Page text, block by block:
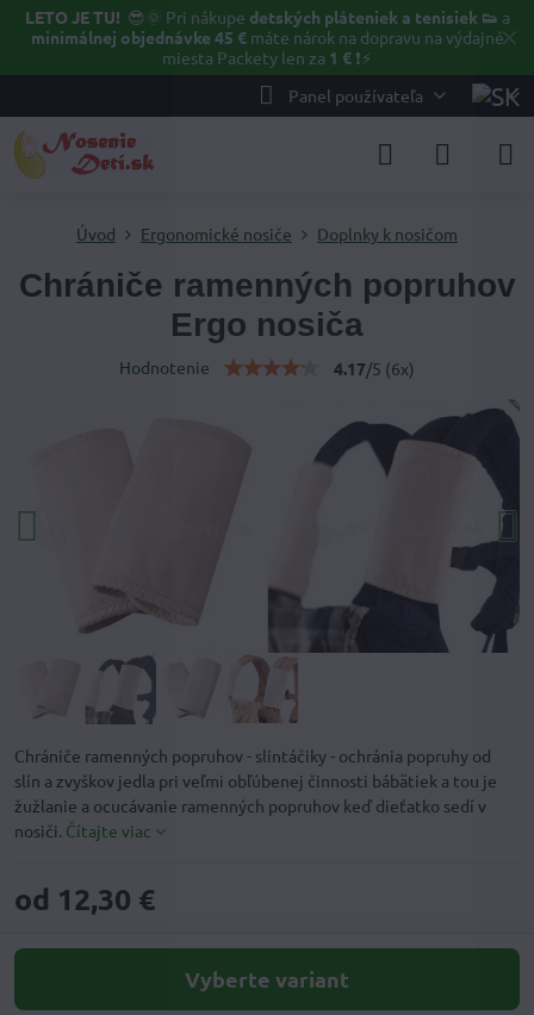
✕
LETO JE TU! 😎🌞 Pri nákupe detských pláteniek a tenisiek 👟 a
minimálnej objednávke 45 €máte nárok na dopravu na výdajné
miesta Packety len za 1 € ❗⚡️
Panel používateľa
Úvod Ergonomické nosiče Doplnky k nosičom
Chrániče ramenných popruhov
Ergo nosiča
Hodnotenie 4.17/5 (6x)
Chrániče ramenných popruhov - slintáčiky - ochránia popruhy od
slín a zvyškov jedla pri veľmi obľúbenej činnosti bábätiek a tou je
žužlanie a ocucávanie ramenných popruhov keď dieťatko sedí v
nosiči. Čítajte viac
od 12,30 €
Vyberte variant